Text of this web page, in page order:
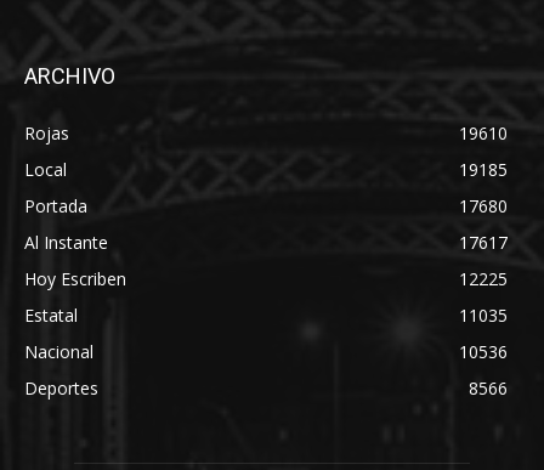
ARCHIVO
Rojas
19610
Local
19185
Portada
17680
Al Instante
17617
Hoy Escriben
12225
Estatal
11035
Nacional
10536
Deportes
8566